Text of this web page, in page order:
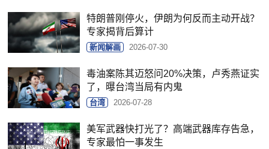
特朗普刚停火，伊朗为何反而主动开战？
专家揭背后算计
新闻解画 2026-07-30
毒油案陈其迈怒问20%决策，卢秀燕证实
了，曝台湾当局有内鬼
台湾 2026-07-28
美军武器快打光了？高端武器库存告急，
专家最怕一事发生